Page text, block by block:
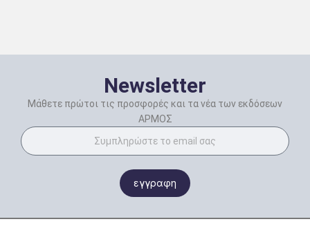
Newsletter
Μάθετε πρώτοι τις προσφορές και τα νέα των εκδόσεων
ΑΡΜΟΣ
εγγραφη